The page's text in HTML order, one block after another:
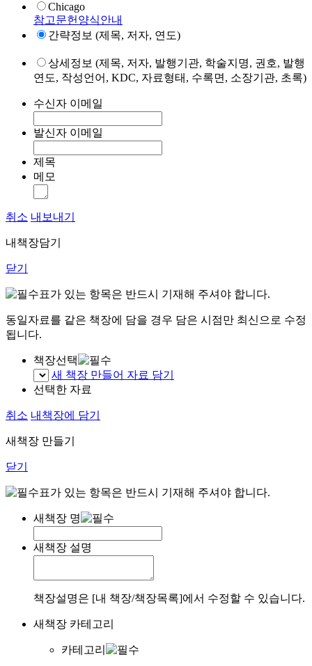
Chicago
참고문헌양식안내
간략정보 (제목, 저자, 연도)
상세정보 (제목, 저자, 발행기관, 학술지명, 권호, 발행
연도, 작성언어, KDC, 자료형태, 수록면, 소장기관, 초록)
수신자 이메일
발신자 이메일
제목
메모
취소 내보내기
내책장담기
닫기
표가 있는 항목은 반드시 기재해 주셔야 합니다.
동일자료를 같은 책장에 담을 경우 담은 시점만 최신으로 수정
됩니다.
책장선택
새 책장 만들어 자료 담기
선택한 자료
취소 내책장에 담기
새책장 만들기
닫기
표가 있는 항목은 반드시 기재해 주셔야 합니다.
새책장 명
새책장 설명
책장설명은 [내 책장/책장목록]에서 수정할 수 있습니다.
새책장 카테고리
카테고리